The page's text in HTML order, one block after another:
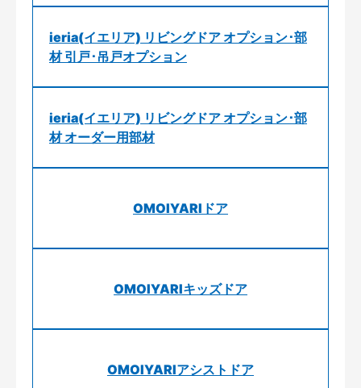
ieria(イエリア) リビングドア オプション･部
材 引戸･吊戸オプション
ieria(イエリア) リビングドア オプション･部
材 オーダー用部材
OMOIYARIドア
OMOIYARIキッズドア
OMOIYARIアシストドア